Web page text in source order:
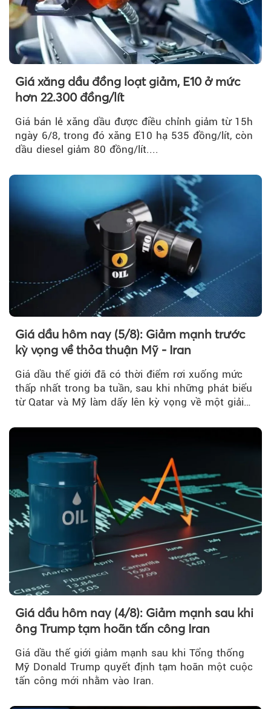
Giá xăng dầu đồng loạt giảm, E10 ở mức
hơn 22.300 đồng/lít
Giá bán lẻ xăng dầu được điều chỉnh giảm từ 15h
ngày 6/8, trong đó xăng E10 hạ 535 đồng/lít, còn
dầu diesel giảm 80 đồng/lít....
Giá dầu hôm nay (5/8): Giảm mạnh trước
kỳ vọng về thỏa thuận Mỹ - Iran
Giá dầu thế giới đã có thời điểm rơi xuống mức
thấp nhất trong ba tuần, sau khi những phát biểu
từ Qatar và Mỹ làm dấy lên kỳ vọng về một giải
Iran.
Giá dầu hôm nay (4/8): Giảm mạnh sau khi
ông Trump tạm hoãn tấn công Iran
Giá dầu thế giới giảm mạnh sau khi Tổng thống
Mỹ Donald Trump quyết định tạm hoãn một cuộc
tấn công mới nhằm vào Iran.